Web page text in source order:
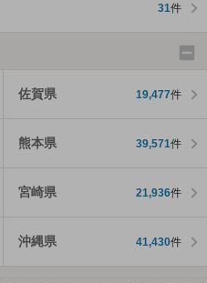
31件
佐賀県 19,477件
熊本県 39,571件
宮崎県 21,936件
沖縄県 41,430件